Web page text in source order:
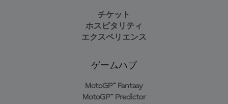
チケット
ホスピタリティ
エクスペリエンス
ゲームハブ
MotoGP™ Fantasy
MotoGP™ Predictor